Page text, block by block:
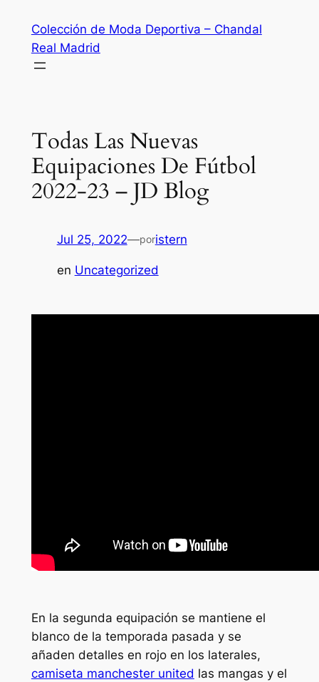
contenido
Colección de Moda Deportiva – Chandal
Real Madrid
Todas Las Nuevas
Equipaciones De Fútbol
2022-23 – JD Blog
Jul 25, 2022—poristern
en Uncategorized
En la segunda equipación se mantiene el
blanco de la temporada pasada y se
añaden detalles en rojo en los laterales,
camiseta manchester united las mangas y el